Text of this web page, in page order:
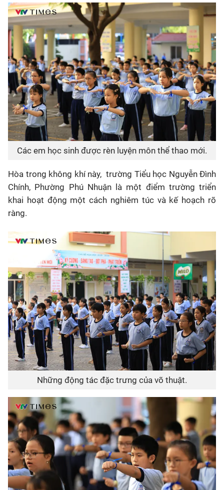
Các em học sinh được rèn luyện môn thể thao mới.
Hòa trong không khí này, trường Tiểu học Nguyễn Đình
Chính, Phường Phú Nhuận là một điểm trường triển
khai hoạt động một cách nghiêm túc và kế hoạch rõ
ràng.
Những động tác đặc trưng của võ thuật.